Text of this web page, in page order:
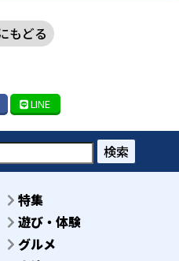
もどる
LINE
検索
特集
遊び・体験
グルメ